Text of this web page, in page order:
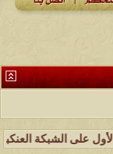
العنكبوتية الذي